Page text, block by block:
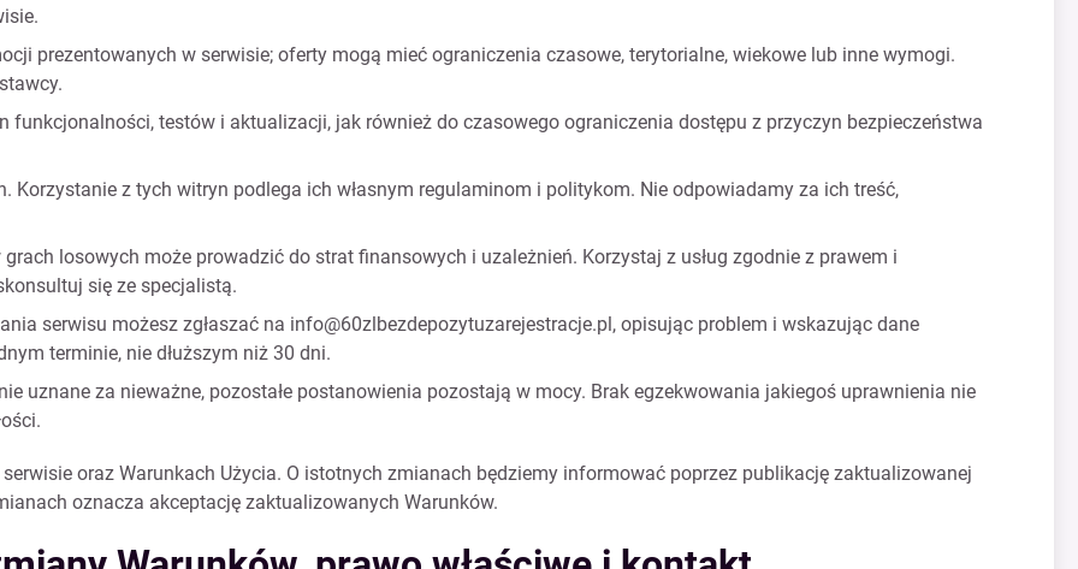
prezentowanych w serwisie; oferty mogą mieć ograniczenia czasowe, terytorialne, wiekowe lub inne wymogi.
funkcjonalności, testów i aktualizacji, jak również do czasowego ograniczenia dostępu z przyczyn bezpieczeństwa
Korzystanie z tych witryn podlega ich własnym regulaminom i politykom. Nie odpowiadamy za ich treść,
losowych może prowadzić do strat finansowych i uzależnień. Korzystaj z usług zgodnie z prawem i
się ze specjalistą.
serwisu możesz zgłaszać na info@60zlbezdepozytuzarejestracje.pl, opisując problem i wskazując dane
terminie, nie dłuższym niż 30 dni.
uznane za nieważne, pozostałe postanowienia pozostają w mocy. Brak egzekwowania jakiegoś uprawnienia nie
oraz Warunkach Użycia. O istotnych zmianach będziemy informować poprzez publikację zaktualizowanej
oznacza akceptację zaktualizowanych Warunków.